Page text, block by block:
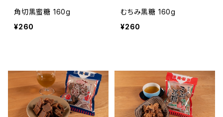
角切黒蜜糖 160g
¥260
むちみ黒糖 160g
¥260